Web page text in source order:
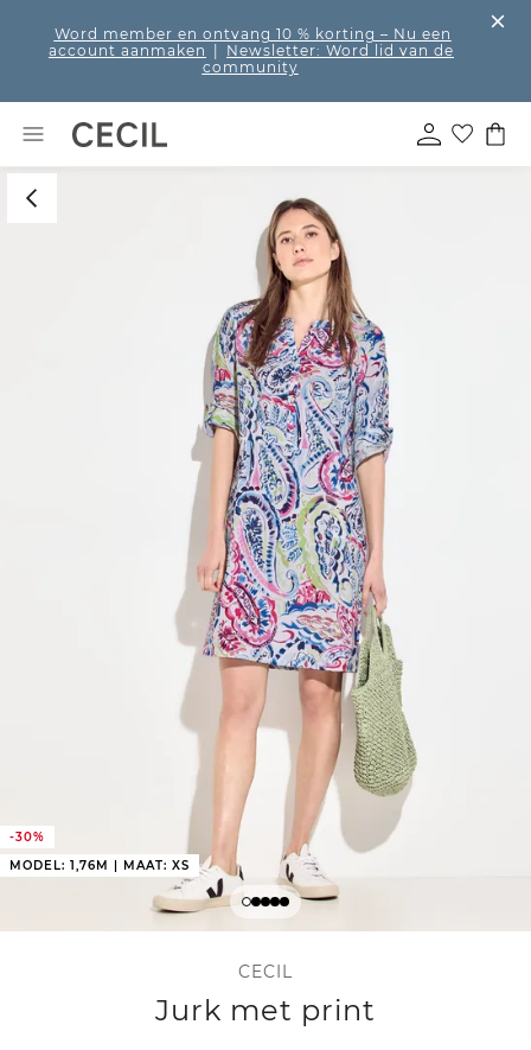
Word member en ontvang 10 % korting – Nu een
account aanmaken
Newsletter: Word lid van de
community
-30%
MODEL: 1,76M | MAAT: XS
CECIL
Jurk met print